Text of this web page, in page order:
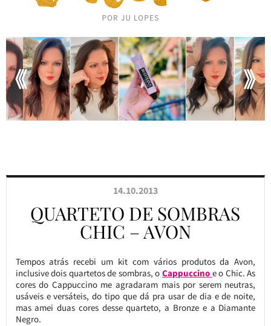
14.10.2013
QUARTETO DE SOMBRAS
CHIC – AVON
Tempos atrás recebi um kit com vários produtos da Avon,
inclusive dois quartetos de sombras, oCappuccino e o Chic. As
cores do Cappuccino me agradaram mais por serem neutras,
usáveis e versáteis, do tipo que dá pra usar de dia e de noite,
mas amei duas cores desse quarteto, a Bronze e a Diamante
Negro.